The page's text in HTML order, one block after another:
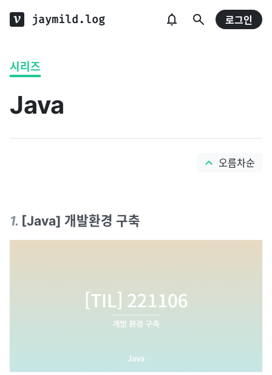
jaymild.log 로그인
시리즈
Java
오름차순
1. [Java] 개발환경 구축